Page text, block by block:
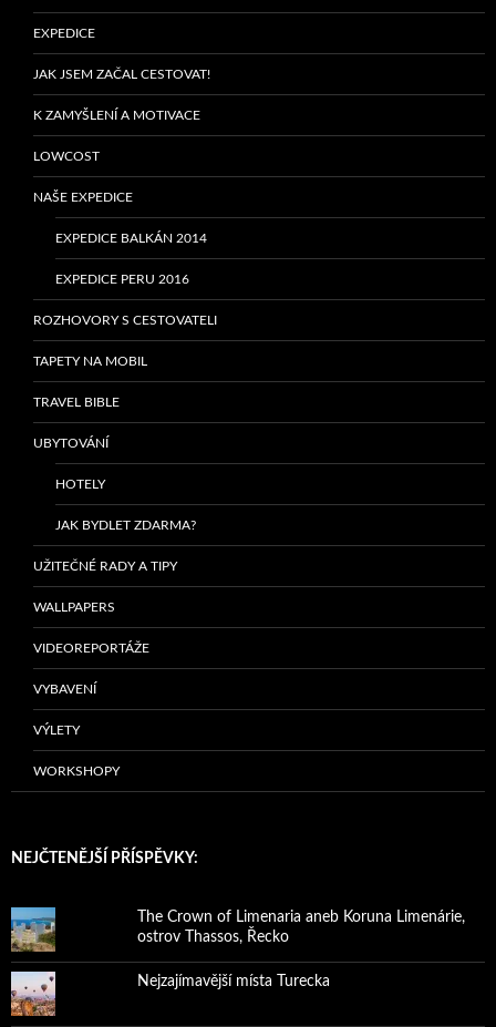
EXPEDICE
JAK JSEM ZAČAL CESTOVAT!
K ZAMYŠLENÍ A MOTIVACE
LOWCOST
NAŠE EXPEDICE
EXPEDICE BALKÁN 2014
EXPEDICE PERU 2016
ROZHOVORY S CESTOVATELI
TAPETY NA MOBIL
TRAVEL BIBLE
UBYTOVÁNÍ
HOTELY
JAK BYDLET ZDARMA?
UŽITEČNÉ RADY A TIPY
WALLPAPERS
VIDEOREPORTÁŽE
VYBAVENÍ
VÝLETY
WORKSHOPY
NEJČTENĚJŠÍ PŘÍSPĚVKY:
The Crown of Limenaria aneb Koruna Limenárie,
ostrov Thassos, Řecko
Nejzajímavější místa Turecka